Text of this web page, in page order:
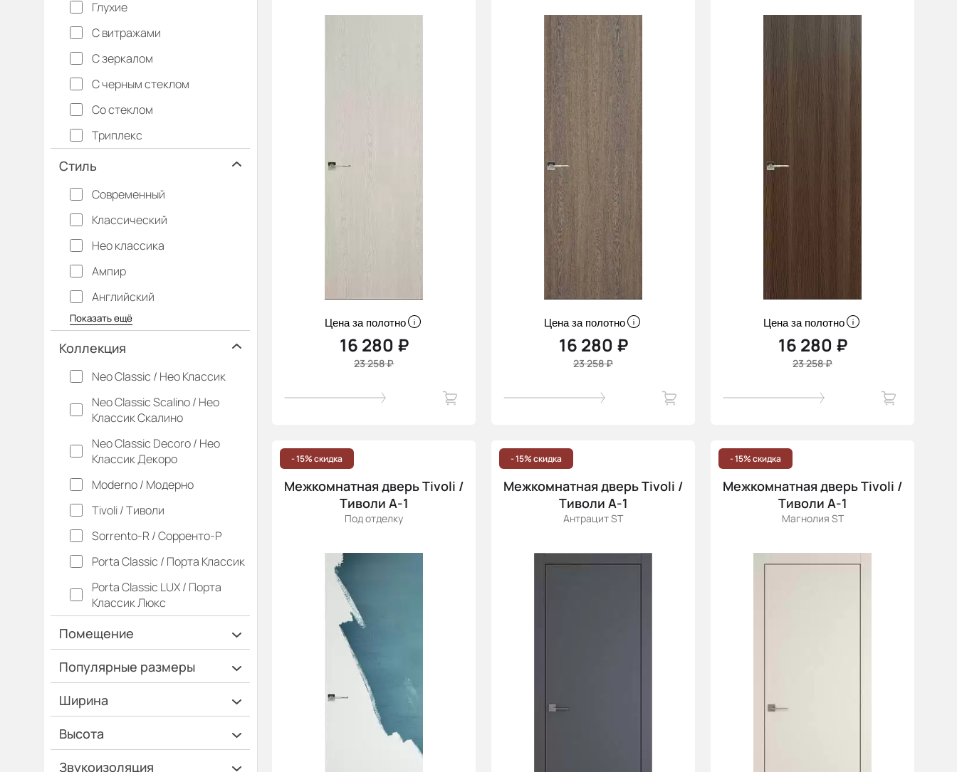
Глухие
С витражами
С зеркалом
С черным стеклом
Со стеклом
Триплекс
Стиль
Современный
Классический
Нео классика
Ампир
Английский
Багетные
Барокко
Кантри
Крашенные
Лофт
Модерн
Под старину
Прованс
Скандинавский
Современная классика
Хай-тек
Показать ещё
Коллекция
Neo Classic / Нео Классик
Neo Classic Scalino / Нео
Классик Скалино
Neo Classic Decoro / Нео
Классик Декоро
Moderno / Модерно
Tivoli / Тиволи
Sorrento-R / Сорренто-Р
Porta Classic / Порта Классик
Porta Classic LUX / Порта
Классик Люкс
Помещение
Ванная и туалет
Гардеробная
Гостинная
Дача
Кладовка
Коридор
Кухня
Офис
Спальня
Популярные размеры
600х2000
700х2000
900х2000
Ширина
Ширина 40 см
Ширина 45 см
Высота
Высота 180 см
Звукоизоляция
Цена за полотно
16 280 ₽
23 258 ₽
Цена за полотно
16 280 ₽
23 258 ₽
Цена за полотно
16 280 ₽
23 258 ₽
- 15% скидка
Межкомнатная дверь Tivoli /
Тиволи А-1
Под отделку
- 15% скидка
Межкомнатная дверь Tivoli /
Тиволи А-1
Антрацит ST
- 15% скидка
Межкомнатная дверь Tivoli /
Тиволи А-1
Магнолия ST